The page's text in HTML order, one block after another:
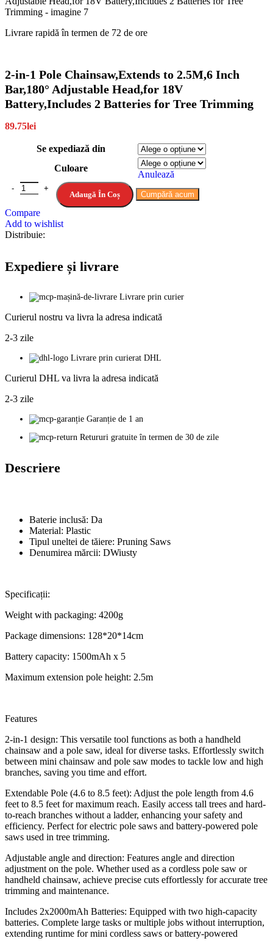
Livrare rapidă în termen de 72 de ore
2-in-1 Pole Chainsaw,Extends to 2.5M,6 Inch
Bar,180° Adjustable Head,for 18V
Battery,Includes 2 Batteries for Tree Trimming
89.75lei
Se expediază din
Culoare
Anulează
Adaugă În Coș Cumpără acum
Compare
Add to wishlist
Distribuie:
Expediere și livrare
Livrare prin curier
Curierul nostru va livra la adresa indicată
2-3 zile
Livrare prin curierat DHL
Curierul DHL va livra la adresa indicată
2-3 zile
Garanție de 1 an
Retururi gratuite în termen de 30 de zile
Descriere
Baterie inclusă: Da
Material: Plastic
Tipul uneltei de tăiere: Pruning Saws
Denumirea mărcii: DWiusty
Specificații:
Weight with packaging: 4200g
Package dimensions: 128*20*14cm
Battery capacity: 1500mAh x 5
Maximum extension pole height: 2.5m
Features
2-in-1 design: This versatile tool functions as both a handheld
chainsaw and a pole saw, ideal for diverse tasks. Effortlessly switch
between mini chainsaw and pole saw modes to tackle low and high
branches, saving you time and effort.
Extendable Pole (4.6 to 8.5 feet): Adjust the pole length from 4.6
feet to 8.5 feet for maximum reach. Easily access tall trees and hard-
to-reach branches without a ladder, enhancing your safety and
efficiency. Perfect for electric pole saws and battery-powered pole
saws used in tree trimming.
Adjustable angle and direction: Features angle and direction
adjustment on the pole. Whether used as a cordless pole saw or
handheld chainsaw, achieve precise cuts effortlessly for accurate tree
trimming and maintenance.
Includes 2x2000mAh Batteries: Equipped with two high-capacity
batteries. Complete large tasks or multiple jobs without interruption,
extending runtime for mini cordless saws or battery-powered